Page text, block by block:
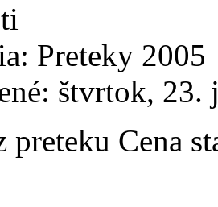
Preteky 2005
štvrtok, 23.
Cena